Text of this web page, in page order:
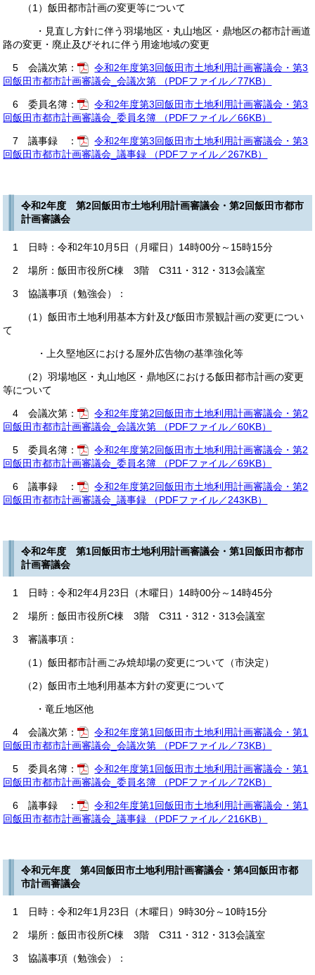
（1）飯田都市計画の変更等について
・見直し方針に伴う羽場地区・丸山地区・鼎地区の都市計画道
路の変更・廃止及びそれに伴う用途地域の変更
5 会議次第：
令和2年度第3回飯田市土地利用計画審議会・第3
回飯田市都市計画審議会_会議次第 （PDFファイル／77KB）
6 委員名簿：
令和2年度第3回飯田市土地利用計画審議会・第3
回飯田市都市計画審議会_委員名簿 （PDFファイル／66KB）
7 議事録 ：
令和2年度第3回飯田市土地利用計画審議会・第3
回飯田市都市計画審議会_議事録 （PDFファイル／267KB）
令和2年度 第2回飯田市土地利用計画審議会・第2回飯田市都市
計画審議会
1 日時：令和2年10月5日（月曜日）14時00分～15時15分
2 場所：飯田市役所C棟 3階 C311・312・313会議室
3 協議事項（勉強会）：
（1）飯田市土地利用基本方針及び飯田市景観計画の変更につい
て
・上久堅地区における屋外広告物の基準強化等
（2）羽場地区・丸山地区・鼎地区における飯田都市計画の変更
等について
4 会議次第：
令和2年度第2回飯田市土地利用計画審議会・第2
回飯田市都市計画審議会_会議次第 （PDFファイル／60KB）
5 委員名簿：
令和2年度第2回飯田市土地利用計画審議会・第2
回飯田市都市計画審議会_委員名簿 （PDFファイル／69KB）
6 議事録 ：
令和2年度第2回飯田市土地利用計画審議会・第2
回飯田市都市計画審議会_議事録 （PDFファイル／243KB）
令和2年度 第1回飯田市土地利用計画審議会・第1回飯田市都市
計画審議会
1 日時：令和2年4月23日（木曜日）14時00分～14時45分
2 場所：飯田市役所C棟 3階 C311・312・313会議室
3 審議事項：
（1）飯田都市計画ごみ焼却場の変更について（市決定）
（2）飯田市土地利用基本方針の変更について
・竜丘地区他
4 会議次第：
令和2年度第1回飯田市土地利用計画審議会・第1
回飯田市都市計画審議会_会議次第 （PDFファイル／73KB）
5 委員名簿：
令和2年度第1回飯田市土地利用計画審議会・第1
回飯田市都市計画審議会_委員名簿 （PDFファイル／72KB）
6 議事録 ：
令和2年度第1回飯田市土地利用計画審議会・第1
回飯田市都市計画審議会_議事録 （PDFファイル／216KB）
令和元年度 第4回飯田市土地利用計画審議会・第4回飯田市都
市計画審議会
1 日時：令和2年1月23日（木曜日）9時30分～10時15分
2 場所：飯田市役所C棟 3階 C311・312・313会議室
3 協議事項（勉強会）：